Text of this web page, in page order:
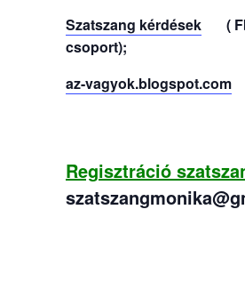
Szatszang kérdések(
csoport);
az-vagyok.blogspot.com
Regisztráció